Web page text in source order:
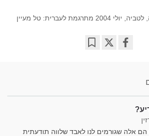
לעברית: טל מעיין
הם אלה שגורמים לנו לאבד שלווה תודעתית